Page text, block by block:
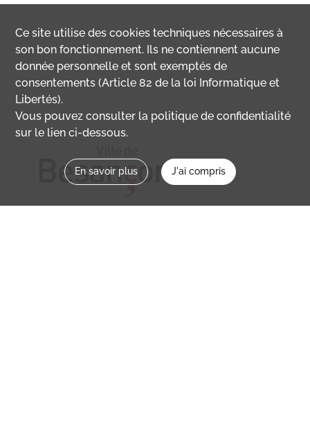
Ce site utilise descookies techniques nécessaires à
son bon fonctionnement. Ils ne contiennent aucune
donnée personnelle et sont exemptés de
consentements (Article 82 de la loi Informatique et
Libertés).
Vous pouvez consulter la politique de confidentialité
sur le lien ci-dessous.
En savoir plus J'ai compris